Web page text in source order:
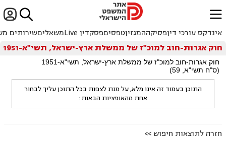

ﱐ
אינדקס עורכי דיןפסיקההמגזיןטפסיםפסקדין Live משאליםשירותים
חוק אגרות-חוב למוכ"ז של ממשלת ארץ-ישראל, תשי"א-1951
חוק אגרות-חוב למוכ"ז של ממשלת ארץ-ישראל, תשי"א-1951
(ס"ח תשי"א, 59)
התוכן בעמוד זה אינו מלא, על מנת לצפות בכל התוכן עליך לבחור
אחת מהאופציות הבאות:
חזרה לתוצאות חיפוש >>